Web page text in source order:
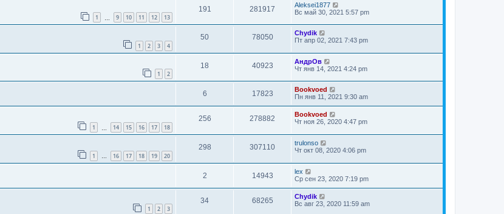
1 9 10 11 12 13
191 281917
Aleksei1877
Вс май 30, 2021 5:57 pm
1 2 3 4
50 78050
Chydik
Пт апр 02, 2021 7:43 pm
1 2
18 40923
АндрОв
Чт янв 14, 2021 4:24 pm
6 17823
Bookvoed
Пн янв 11, 2021 9:30 am
1 14 15 16 17 18
256 278882
Bookvoed
Чт ноя 26, 2020 4:47 pm
1 … 16 17 18 19 20
298 307110
trulonso
Чт окт 08, 2020 4:06 pm
2 14943
lex
Ср сен 23, 2020 7:19 pm
1 2 3
34 68265
Chydik
Вс авг 23, 2020 11:59 am